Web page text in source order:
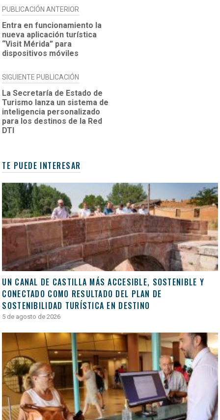
NAVEGACIÓN
DE
ENTRADAS
PUBLICACIÓN ANTERIOR
Entra en funcionamiento la
nueva aplicación turística
“Visit Mérida” para
dispositivos móviles
SIGUIENTE PUBLICACIÓN
La Secretaría de Estado de
Turismo lanza un sistema de
inteligencia personalizado
para los destinos de la Red
DTI
TE PUEDE INTERESAR
UN CANAL DE CASTILLA MÁS ACCESIBLE, SOSTENIBLE Y
CONECTADO COMO RESULTADO DEL PLAN DE
SOSTENIBILIDAD TURÍSTICA EN DESTINO
5 de agosto de 2026